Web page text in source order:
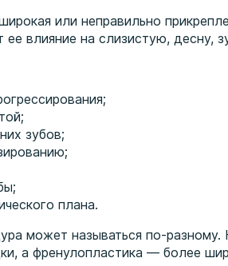
или неправильно
ее влияние на слизистую, десну,
зубов;
плана.
может называться по-разному.
а френулопластика — более